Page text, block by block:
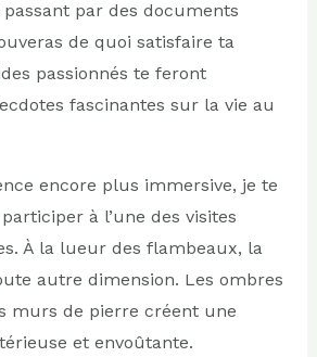
par des documents
de quoi satisfaire ta
passionnés te feront
fascinantes sur la vie au
encore plus immersive, je te
à l’une des visites
À la lueur des flambeaux, la
autre dimension. Les ombres
murs de pierre créent une
et envoûtante.